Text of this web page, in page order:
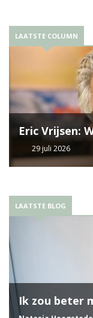
LAATSTE COLUMN
Eric Vrijsen:
29 juli 2026
LAATSTE BLOG
Ik zou beter